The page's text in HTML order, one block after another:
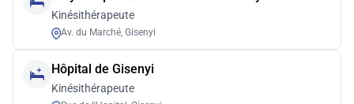
Kinésithérapeute
Av. du Marché, Gisenyi
Hôpital de Gisenyi
Kinésithérapeute